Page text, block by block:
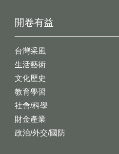
開卷有益
台灣采風
生活藝術
文化歷史
教育學習
社會/科學
財金產業
政治/外交/國防